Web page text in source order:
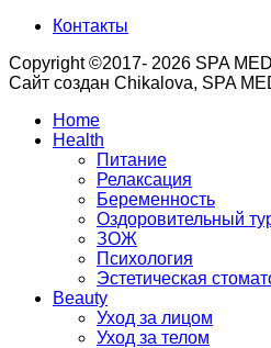
Контакты
Copyright ©2017- 2026 SPA
Сайт создан Chikalova, SPA
Home
Health
Питание
Релаксация
Беременность
Оздоровительный
ЗОЖ
Психология
Эстетическая
Beauty
Уход за лицом
Уход за телом